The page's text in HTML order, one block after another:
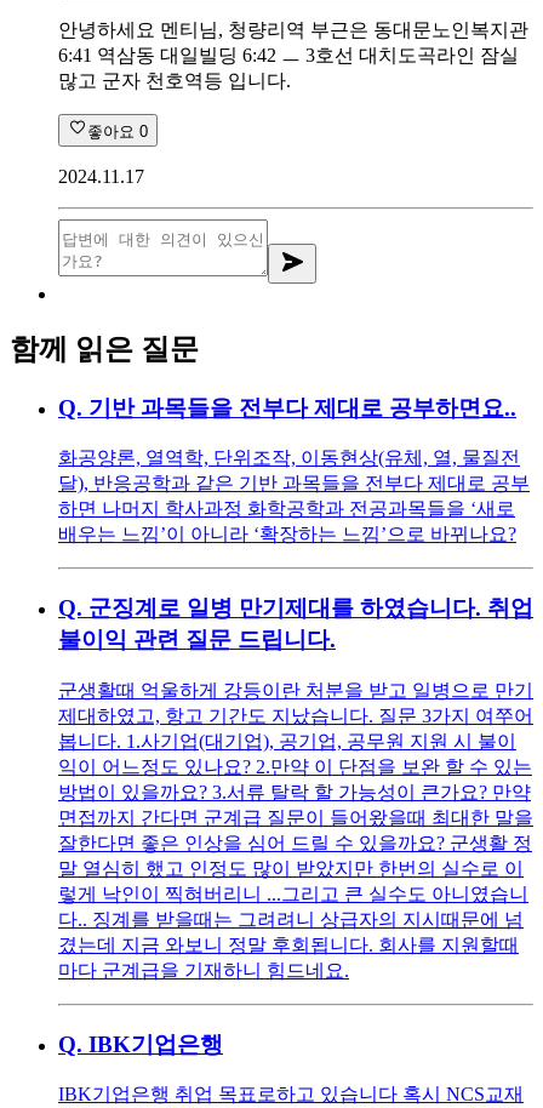
안녕하세요 멘티님, 청량리역 부근은 동대문노인복지관
6:41 역삼동 대일빌딩 6:42 ㅡ 3호선 대치도곡라인 잠실
많고 군자 천호역등 입니다.
좋아요 0
2024.11.17
함께 읽은 질문
Q. 기반 과목들을 전부다 제대로 공부하면요..
화공양론, 열역학, 단위조작, 이동현상(유체, 열, 물질전
달), 반응공학과 같은 기반 과목들을 전부다 제대로 공부
하면 나머지 학사과정 화학공학과 전공과목들을 ‘새로
배우는 느낌’이 아니라 ‘확장하는 느낌’으로 바뀌나요?
Q. 군징계로 일병 만기제대를 하였습니다. 취업
불이익 관련 질문 드립니다.
군생활때 억울하게 강등이란 처분을 받고 일병으로 만기
제대하였고, 항고 기간도 지났습니다. 질문 3가지 여쭈어
봅니다. 1.사기업(대기업), 공기업, 공무원 지원 시 불이
익이 어느정도 있나요? 2.만약 이 단점을 보완 할 수 있는
방법이 있을까요? 3.서류 탈락 할 가능성이 큰가요? 만약
면접까지 간다면 군계급 질문이 들어왔을때 최대한 말을
잘한다면 좋은 인상을 심어 드릴 수 있을까요? 군생활 정
말 열심히 했고 인정도 많이 받았지만 한번의 실수로 이
렇게 낙인이 찍혀버리니 ...그리고 큰 실수도 아니였습니
다.. 징계를 받을때는 그려려니 상급자의 지시때문에 넘
겼는데 지금 와보니 정말 후회됩니다. 회사를 지원할때
마다 군계급을 기재하니 힘드네요.
Q. IBK기업은행
IBK기업은행 취업 목표로하고 있습니다 혹시 NCS교재